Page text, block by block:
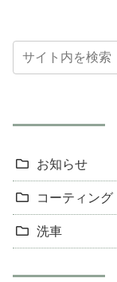
お知らせ
コーティング
洗車